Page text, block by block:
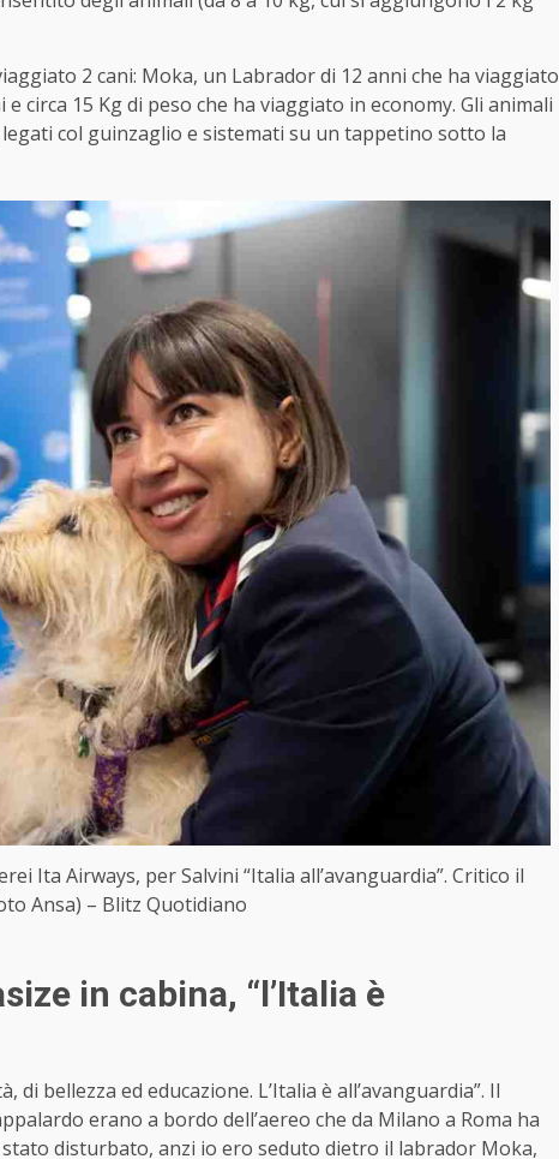
2 cani: Moka, un Labrador di 12 anni che ha viaggiato
circa 15 Kg di peso che ha viaggiato in economy. Gli animali
col guinzaglio e sistemati su un tappetino sotto la
Ita Airways, per Salvini “Italia all’avanguardia”. Critico il
Ansa) – Blitz Quotidiano
in cabina, “l’Italia è
bellezza ed educazione. L’Italia è all’avanguardia”. Il
erano a bordo dell’aereo che da Milano a Roma ha
disturbato, anzi io ero seduto dietro il labrador Moka,